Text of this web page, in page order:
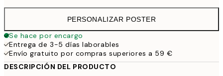
PERSONALIZAR POSTER
Se hace por encargo
Entrega de 3-5 días laborables
Envío gratuito por compras superiores a 59 €
DESCRIPCIÓN DEL PRODUCTO